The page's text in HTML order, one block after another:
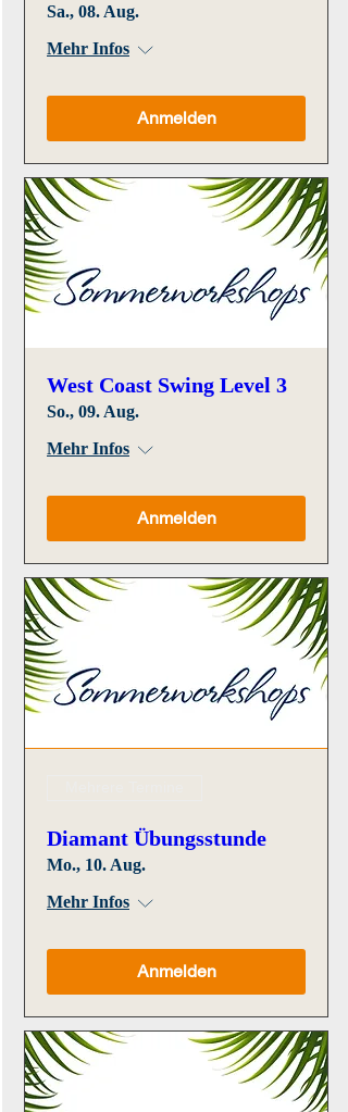
Sa., 08. Aug.
Mehr Infos
Anmelden
West Coast Swing Level 3
So., 09. Aug.
Mehr Infos
Anmelden
Diamant Übungsstunde
Mo., 10. Aug.
Mehr Infos
Anmelden